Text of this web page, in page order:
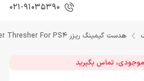
021-91035390
هدست گیمینگ ریزر Headset Razer Thresher For PS4
تماس بگیرید